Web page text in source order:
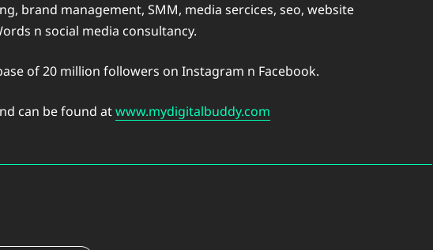
brand management, SMM, media sercices, seo, website
n social media consultancy.
of 20 million followers on Instagram n Facebook.
can be found atwww.mydigitalbuddy.com